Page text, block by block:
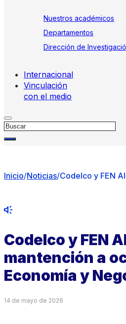
Nuestros académicos
Departamentos
Dirección de
Internacional
Vinculación
con el medio
Buscar
Inicio/Noticias/Codelco y FEN
Codelco y FEN
mantención a
Economía y
14 de mayo de 2026